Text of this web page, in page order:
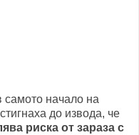
начало на
до извода, че
риска от зараза с